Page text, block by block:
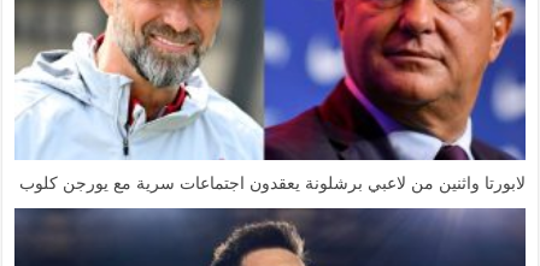
لابورتا واثنين من لاعبي برشلونة يعقدون اجتماعات سرية مع يورجن كلوب